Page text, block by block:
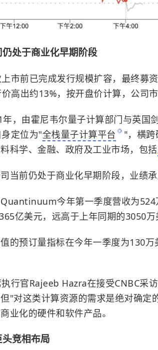
处于商业化早期阶段
市前已完成发行规模扩容，最终募
高出约13%，按开盘价计算，公司
，由霍尼韦尔量子计算部门与英国
定位为"全栈量子计算平台
"，横
科学、金融、政府及工业市场，包括
当前仍处于商业化早期阶段，业绩承
今年第一季度营收为524
亿美元，远高于上年同期的3050万
的预订量指标在今年一季度为130
行官Rajeeb Hazra在接受CNBC采
"对这类计算资源的需求是绝对确定
业化的硬件和软件产品。
竞相布局